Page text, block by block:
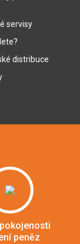
servisy
distribuce
peněz